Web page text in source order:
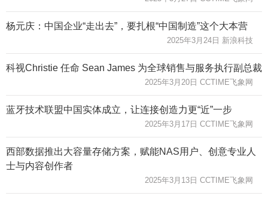
杨元庆：中国企业“走出去”，要扎根“中国制造”这个大本营
2025年3月24日 新浪科技
科视Christie 任命 Sean James 为全球销售与服务执行副总裁
2025年3月20日 CCTIME飞象网
蓝牙技术联盟中国实体成立，让连接创造力更“近”一步
2025年3月17日 CCTIME飞象网
西部数据推出大容量存储方案，赋能NAS用户、创意专业人
士与内容创作者
2025年3月13日 CCTIME飞象网